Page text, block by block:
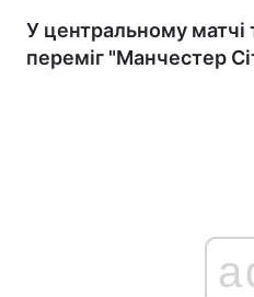
У центральному матчі
переміг "Манчестер